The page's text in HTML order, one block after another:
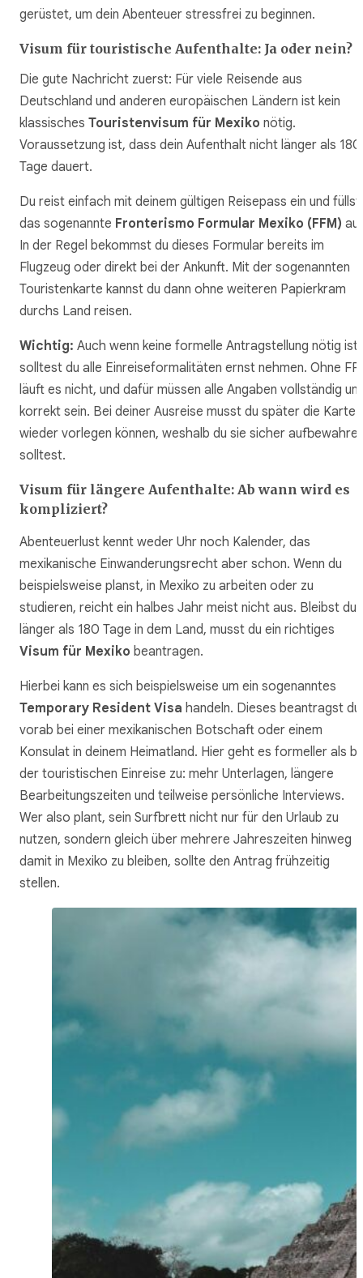
gerüstet, um dein Abenteuer stressfrei zu beginnen.
Visum für touristische Aufenthalte: Ja oder nein?
Die gute Nachricht zuerst: Für viele Reisende aus
Deutschland und anderen europäischen Ländern ist kein
klassisches Touristenvisum für Mexiko nötig.
Voraussetzung ist, dass dein Aufenthalt nicht länger als 180
Tage dauert.
Du reist einfach mit deinem gültigen Reisepass ein und füllst
das sogenannte Fronterismo Formular Mexiko (FFM)
In der Regel bekommst du dieses Formular bereits im
Flugzeug oder direkt bei der Ankunft. Mit der sogenannten
Touristenkarte kannst du dann ohne weiteren Papierkram
durchs Land reisen.
Wichtig: Auch wenn keine formelle Antragstellung nötig ist,
solltest du alle Einreiseformalitäten ernst nehmen. Ohne
läuft es nicht, und dafür müssen alle Angaben vollständig
korrekt sein. Bei deiner Ausreise musst du später die Karte
wieder vorlegen können, weshalb du sie sicher
solltest.
Visum für längere Aufenthalte: Ab wann wird es
kompliziert?
Abenteuerlust kennt weder Uhr noch Kalender, das
mexikanische Einwanderungsrecht aber schon. Wenn du
beispielsweise planst, in Mexiko zu arbeiten oder zu
studieren, reicht ein halbes Jahr meist nicht aus. Bleibst du
länger als 180 Tage in dem Land, musst du ein richtiges
Visum für Mexiko beantragen.
Hierbei kann es sich beispielsweise um ein sogenanntes
Temporary Resident Visa handeln. Dieses beantragst du
vorab bei einer mexikanischen Botschaft oder einem
Konsulat in deinem Heimatland. Hier geht es formeller als
der touristischen Einreise zu: mehr Unterlagen, längere
Bearbeitungszeiten und teilweise persönliche Interviews.
Wer also plant, sein Surfbrett nicht nur für den Urlaub zu
nutzen, sondern gleich über mehrere Jahreszeiten hinweg
damit in Mexiko zu bleiben, sollte den Antrag frühzeitig
stellen.